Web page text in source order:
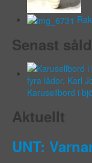
Senast
Karusellbord i
Aktuellt
UNT: